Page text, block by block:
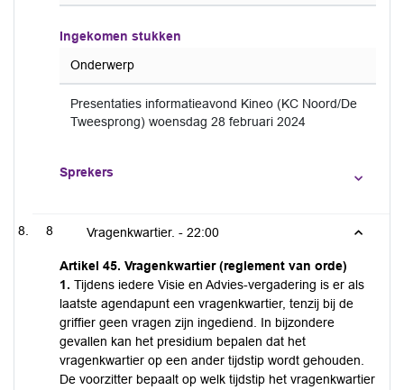
Ingekomen stukken
Onderwerp
Presentaties informatieavond Kineo (KC Noord/De
Tweesprong) woensdag 28 februari 2024
Sprekers
8 Vragenkwartier. - 22:00
Artikel 45. Vragenkwartier (reglement van orde)
1. Tijdens iedere Visie en Advies-vergadering is er als
laatste agendapunt een vragenkwartier, tenzij bij de
griffier geen vragen zijn ingediend. In bijzondere
gevallen kan het presidium bepalen dat het
vragenkwartier op een ander tijdstip wordt gehouden.
De voorzitter bepaalt op welk tijdstip het vragenkwartier